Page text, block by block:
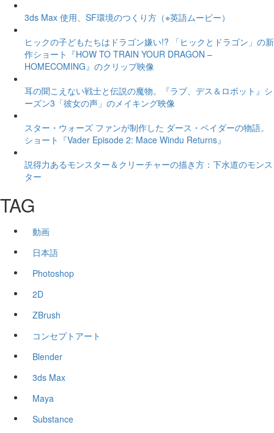
3ds Max 使用、SF環境のつくり方（※英語ムービー）
ヒックの子どもたちはドラゴン嫌い!? 「ヒックとドラゴン」の新
作ショート『HOW TO TRAIN YOUR DRAGON –
HOMECOMING』のクリップ映像
耳の聞こえない戦士と伝説の魔物。『ラブ、デス＆ロボット』シ
ーズン3「彼女の声」のメイキング映像
スター・ウォーズ ファンが制作した ダース・ベイダーの物語。
ショート『Vader Episode 2: Mace Windu Returns』
説得力あるモンスター＆クリーチャーの描き方：下水道のモンス
ター
TAG
動画
日本語
Photoshop
2D
ZBrush
コンセプトアート
Blender
3ds Max
Maya
Substance